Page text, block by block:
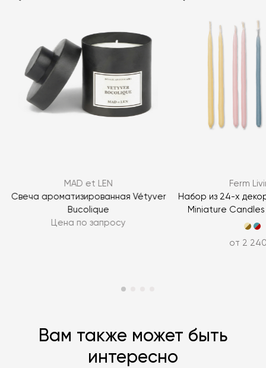
ЗАДАТЬ ВОПРОС
ЗАДАТЬ ВОПРОС
MAD et LEN
Свеча ароматизированная Vétyver
Bucolique
Цена по запросу
Ferm
Набор из 24-х
Miniature
от 2
Вам также может быть
интересно